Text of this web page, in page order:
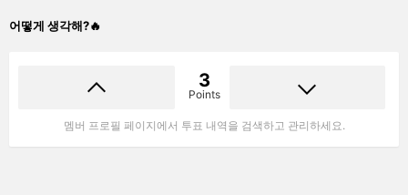
어떻게 생각해?🔥
3
Points
멤버 프로필 페이지에서 투표 내역을 검색하고 관리하세요.